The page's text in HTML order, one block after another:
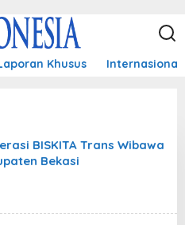
Khusus Internasional
BISKITA Trans Wibawa
Bekasi